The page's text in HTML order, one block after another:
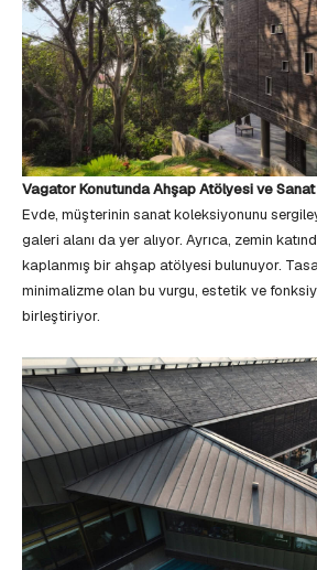
Vagator Konutunda Ahşap Atölyesi ve Sanat
Evde, müşterinin sanat koleksiyonunu
galeri alanı da yer alıyor. Ayrıca, zemin
kaplanmış bir ahşap atölyesi bulunuyor.
minimalizme olan bu vurgu, estetik ve
birleştiriyor.